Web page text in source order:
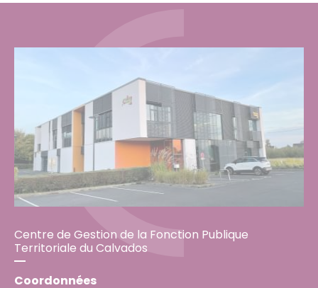
Centre de Gestion de la Fonction Publique
Territoriale du Calvados
Coordonnées